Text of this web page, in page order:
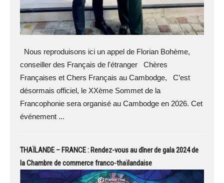
Nous reproduisons ici un appel de Florian Bohème,
conseiller des Français de l'étranger Chères
Françaises et Chers Français au Cambodge, C’est
désormais officiel, le XXème Sommet de la
Francophonie sera organisé au Cambodge en 2026. Cet
événement ...
THAÏLANDE – FRANCE : Rendez-vous au dîner de gala 2024 de
la Chambre de commerce franco-thaïlandaise